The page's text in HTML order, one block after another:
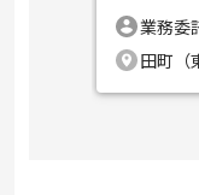
業務委
田町（